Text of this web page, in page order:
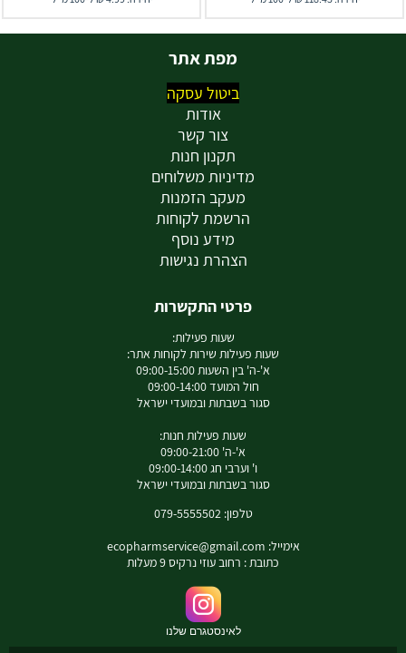
מפת אתר
ביטול עסקה
אודות
צור קשר
תקנון חנות
מדיניות משלוחים
מעקב הזמנות
הרשמת לקוחות
מידע נוסף
הצהרת נגישות
פרטי התקשרות
שעות פעילות:
שעות פעילות שירות לקוחות אתר:
א'-ה' בין השעות 09:00-15:00
חול המועד 09:00-14:00
סגור בשבתות ובמועדי ישראל
שעות פעילות חנות:
א'-ה' 09:00-21:00
ו' וערבי חג 09:00-14:00
סגור בשבתות ובמועדי ישראל
טלפון: 079-5555502
אימייל: ecopharmservice@gmail.com
כתובת : רחוב עוזי נרקיס 9 מעלות
לאינסטגרם שלנו